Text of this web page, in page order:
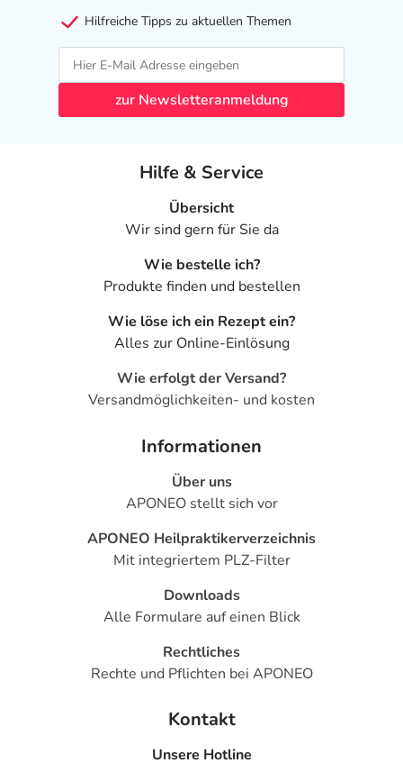
Hilfreiche Tipps zu aktuellen Themen
zur Newsletteranmeldung
Hilfe & Service
Übersicht
Wir sind gern für Sie da
Wie bestelle ich?
Produkte finden und bestellen
Wie löse ich ein Rezept ein?
Alles zur Online-Einlösung
Wie erfolgt der Versand?
Versandmöglichkeiten- und kosten
Informationen
Über uns
APONEO stellt sich vor
APONEO Heilpraktikerverzeichnis
Mit integriertem PLZ-Filter
Downloads
Alle Formulare auf einen Blick
Rechtliches
Rechte und Pflichten bei APONEO
Kontakt
Unsere Hotline